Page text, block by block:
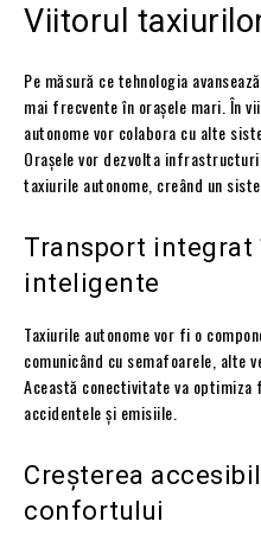
Viitorul
Pe măsură ce tehnologia
mai frecvente în orașele mari. În
autonome vor colabora cu alte
Orașele vor dezvolta
taxiurile autonome, creând un
Transport integrat
inteligente
Taxiurile autonome vor fi o
comunicând cu semafoarele, alte
Această conectivitate va
accidentele și emisiile.
Creșterea
confortului